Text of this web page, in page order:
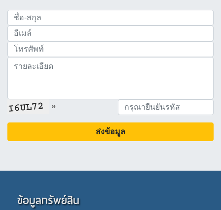
»
ส่งข้อมูล
ข้อมูลทรัพย์สิน